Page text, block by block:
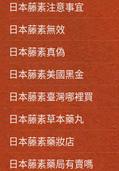
日本藤素注意事宜
日本藤素無效
日本藤素真偽
日本藤素美國黑金
日本藤素臺灣哪裡買
日本藤素草本藥丸
日本藤素藥妝店
日本藤素藥局有賣嗎